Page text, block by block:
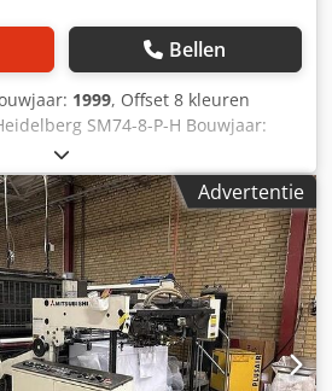
Bellen
1999, Offset 8 kleuren
SM74-8-P-H Bouwjaar:
247 Machine controle - CP 2000
- Dubbele vellen
inleg Drukwerken - Aantal
met schoon -en weerdruk: 8/0,
vochtwerk - Automatische
- Automatische
- Automatische wasinrichting
- Vochtwerk koel- en
Uitleg - Standaard uitleg -
Aj Ankjck
Advertentie